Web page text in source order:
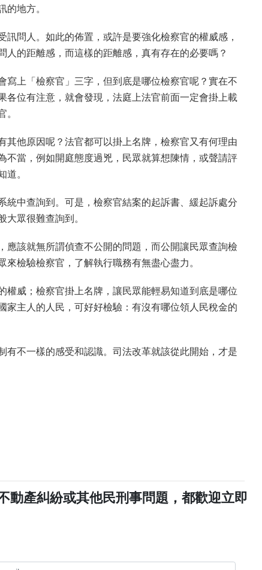
的地方。
問人。如此的佈置，或許是要強化檢察官的權威感，
的距離感，而這樣的距離感，真有存在的必要嗎？
寫上「檢察官」三字，但到底是哪位檢察官呢？實在不
位有注意，就會發現，法庭上法官前面一定會掛上載
。
他原因呢？法官都可以掛上名牌，檢察官又有何理由
不當，例如開庭態度過兇，民眾就算想陳情，或聲請評
道。
中查詢到。可是，檢察官結案的起訴書、緩起訴處分
眾很難查詢到。
應該就無所謂偵查不公開的問題，而公開讓民眾查詢檢
檢驗檢察官，了解執行職務有無盡心盡力。
威；檢察官掛上名牌，讓民眾能輕易知道到底是哪位
主人的人民，可好好檢驗：有沒有哪位領人民稅金的
不一樣的感受和認識。司法改革就該從此開始，才是
動產糾紛或其他民刑事問題，都歡迎立即